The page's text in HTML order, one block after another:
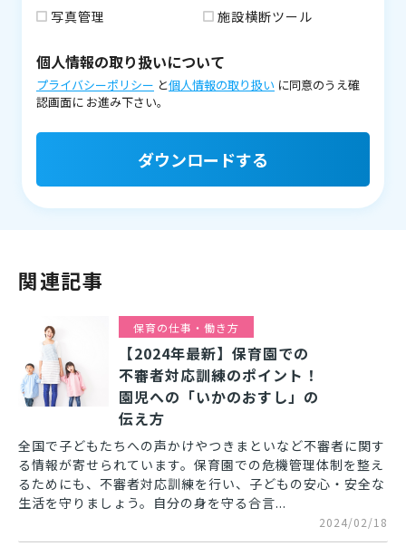
写真管理
施設横断ツール
個人情報の取り扱いについて
プライバシーポリシー と個人情報の取り扱い に同意のうえ確
認画面に お進み下さい。
ダウンロードする
関連記事
保育の仕事・働き方
【2024年最新】保育園での
不審者対応訓練のポイント！
園児への「いかのおすし」の
伝え方
全国で子どもたちへの声かけやつきまといなど不審者に関す
る情報が寄せられています。保育園での危機管理体制を整え
るためにも、不審者対応訓練を行い、子どもの安心・安全な
生活を守りましょう。自分の身を守る合言...
2024/02/18